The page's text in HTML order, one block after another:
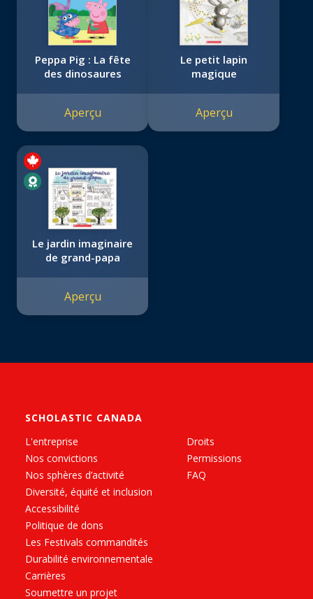
Peppa Pig : La fête
des dinosaures
Aperçu
Le petit lapin
magique
Aperçu
Le jardin imaginaire
de grand-papa
Aperçu
SCHOLASTIC CANADA
L'entreprise
Nos convictions
Nos sphères d’activité
Diversité, équité et inclusion
Accessibilité
Politique de dons
Les Festivals commandités
Durabilité environnementale
Carrières
Soumettre un projet
Droits
Permissions
FAQ